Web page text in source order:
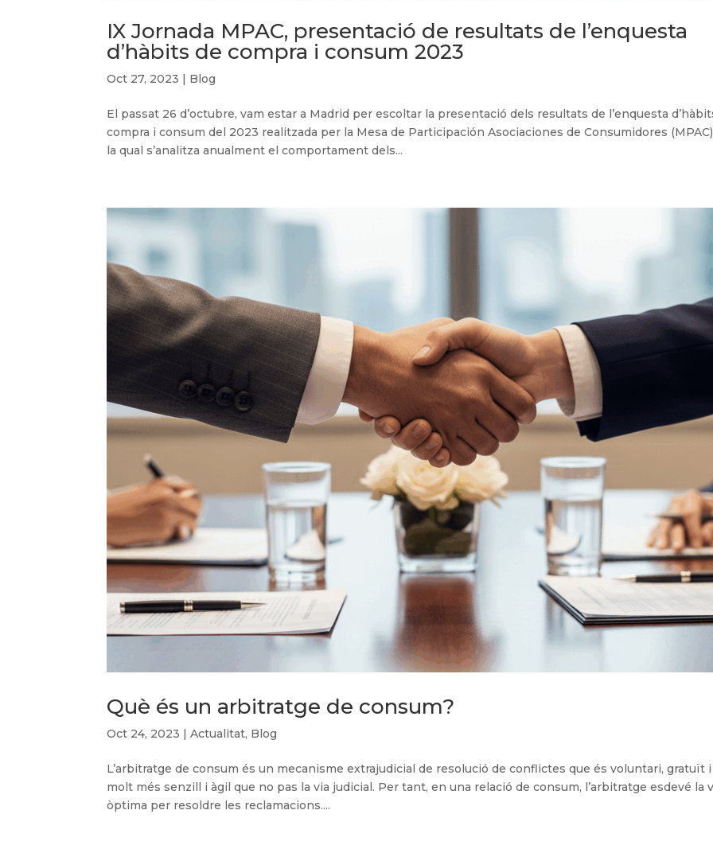
IX Jornada MPAC, presentació de resultats de l’enquesta
d’hàbits de compra i consum 2023
Oct 27, 2023 | Blog
El passat 26 d’octubre, vam estar a Madrid per escoltar la presentació dels resultats de l’enquesta
compra i consum del 2023 realitzada per la Mesa de Participación Asociaciones de Consumidores
la qual s’analitza anualment el comportament dels...
Què és un arbitratge de consum?
Oct 24, 2023 |Actualitat, Blog
L’arbitratge de consum és un mecanisme extrajudicial de resolució de conflictes que és voluntari, gratuït i
molt més senzill i àgil que no pas la via judicial. Per tant, en una relació de consum, l’arbitratge esdevé la
òptima per resoldre les reclamacions....